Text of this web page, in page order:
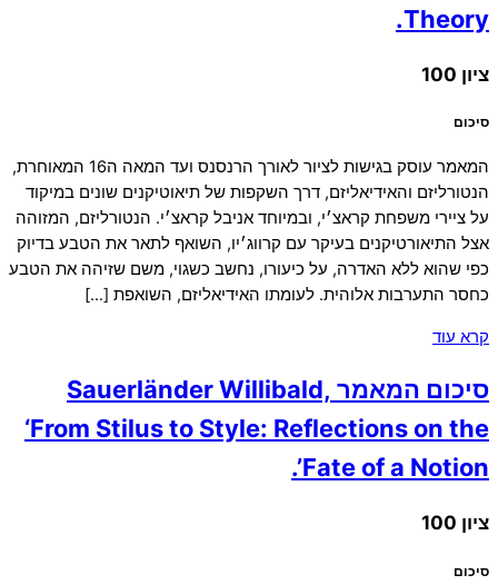
Theory.
ציון 100
סיכום
המאמר עוסק בגישות לציור לאורך הרנסנס ועד המאה ה16 המאוחרת,
הנטורליזם והאידיאליזם, דרך השקפות של תיאוטיקנים שונים במיקוד
על ציירי משפחת קראצ׳י, ובמיוחד אניבל קראצ׳י. הנטורליזם, המזוהה
אצל התיאורטיקנים בעיקר עם קרווג׳יו, השואף לתאר את הטבע בדיוק
כפי שהוא ללא האדרה, על כיעורו, נחשב כשגוי, משם שזיהה את הטבע
כחסר התערבות אלוהית. לעומתו האידיאליזם, השואפת […]
קרא עוד
סיכום המאמר Sauerländer Willibald,
‘From Stilus to Style: Reflections on the
Fate of a Notion’.
ציון 100
סיכום